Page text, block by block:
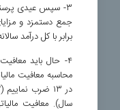
۳- سپس عیدی
جمع دستمزد و
برابر با کل درآمد
۴- حال باید
محاسبه معافیت